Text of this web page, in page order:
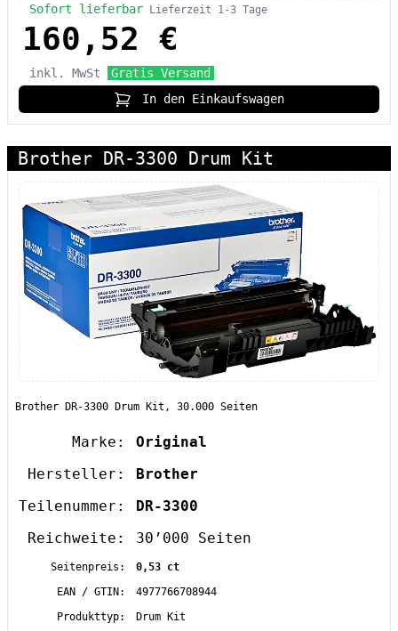
Sofort lieferbar Lieferzeit 1-3 Tage
160,52 €
inkl. MwSt
Gratis Versand
In den Einkaufswagen
Brother DR-3300 Drum Kit
Brother DR-3300 Drum Kit, 30.000 Seiten
Marke:
Original
Hersteller:
Brother
Teilenummer:
DR-3300
Reichweite:
30’000 Seiten
Seitenpreis:
0,53 ct
EAN / GTIN:
4977766708944
Produkttyp:
Drum Kit